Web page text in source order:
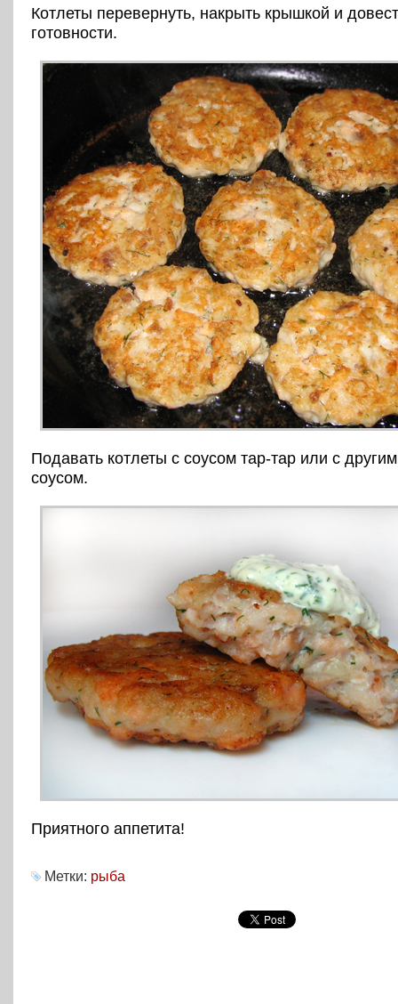
Котлеты перевернуть, накрыть крышкой и
готовности.
Подавать котлеты с соусом тар-тар или с
соусом.
Приятного аппетита!
Метки: рыба